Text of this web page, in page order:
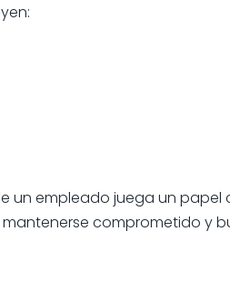
un empleado juega un
mantenerse comprometido y